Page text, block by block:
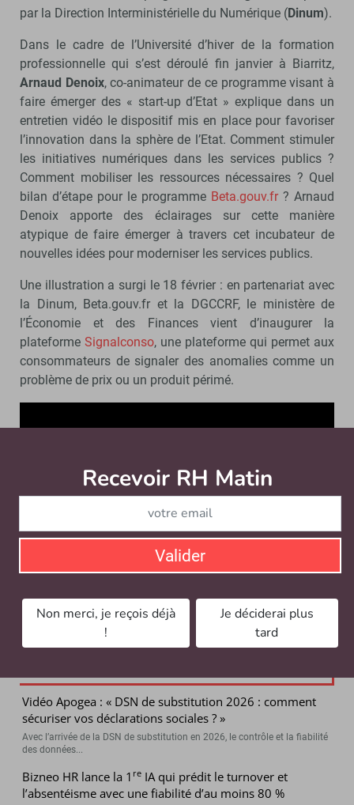
par la Direction Interministérielle du Numérique (Dinum).
Dans le cadre de l’Université d’hiver de la formation
professionnelle qui s’est déroulé fin janvier à Biarritz,
Arnaud Denoix, co-animateur de ce programme visant à
faire émerger des « start-up d’Etat » explique dans un
entretien vidéo le dispositif mis en place pour favoriser
l’innovation dans la sphère de l’Etat. Comment stimuler
les initiatives numériques dans les services publics ?
Comment mobiliser les ressources nécessaires ? Quel
bilan d’étape pour le programme Beta.gouv.fr ? Arnaud
Denoix apporte des éclairages sur cette manière
atypique de faire émerger à travers cet incubateur de
nouvelles idées pour moderniser les services publics.
Une illustration a surgi le 18 février : en partenariat avec
la Dinum, Beta.gouv.fr et la DGCCRF, le ministère de
l’Économie et des Finances vient d’inaugurer la
plateforme Signalconso, une plateforme qui permet aux
consommateurs de signaler des anomalies comme un
problème de prix ou un produit périmé.
(Réalisation vidéo : Olivier Morin)
Vidéo Apogea : « DSN de substitution 2026 : comment
sécuriser vos déclarations sociales ? »
Avec l’arrivée de la DSN de substitution en 2026, le contrôle et la fiabilité
des données...
Bizneo HR lance la 1 re IA qui prédit le turnover et
l’absentéisme avec une fiabilité d’au moins 80 %
Recevoir RH Matin
Valider
Non merci, je reçois déjà
!
Je déciderai plus
tard